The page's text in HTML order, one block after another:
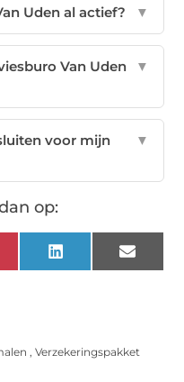
Uden al actief? ▼
Van Uden
▼
voor mijn
▼
op:
LinkedIn Email
,Verzekeringspakket